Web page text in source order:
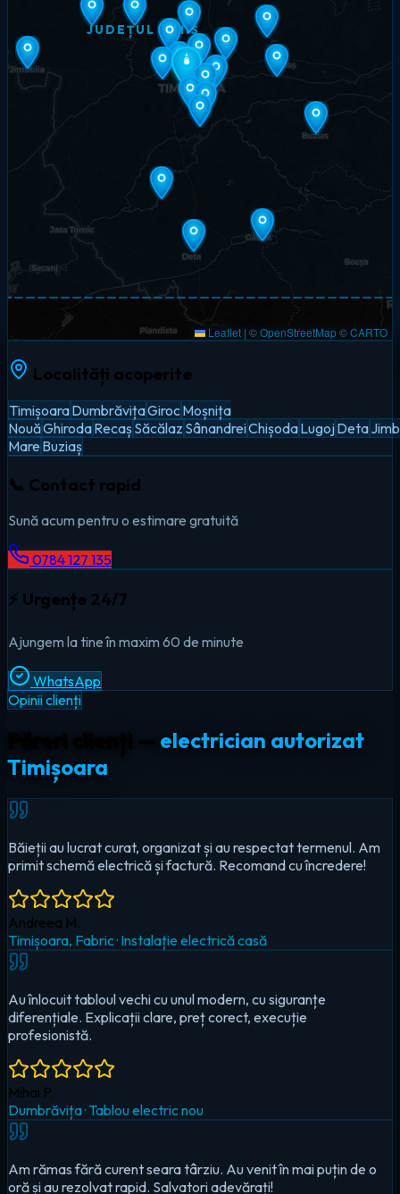
JUDEȚUL TIMIȘ
Leaflet | ©OpenStreetMap©CARTO
Localități acoperite
TimișoaraDumbrăvițaGirocMoșnița
NouăGhirodaRecașSăcălaz SânandreiChișodaLugojDeta
Mare Buziaș
📞 Contact rapid
Sună acum pentru o estimare gratuită
0784 127 135
⚡ Urgențe 24/7
Ajungem la tine în maxim 60 de minute
WhatsApp
Opinii clienți
electrician autorizat
Timișoara
Au înlocuit tabloul vechi cu unul modern, cu siguranțe
diferențiale. Explicații clare, preț corect, execuție
Mihai P.
Dumbrăvița
Am rămas fără curent seara târziu. Au venit în mai puțin de o
oră și au rezolvat rapid. Salvatori adevărați!
Cristina D.
Timișoara, Circumvalațiunii·Urgență — pană totală
Au montat iluminat LED în toată casa și un sistem smart pentru
controlul de pe telefon. Foarte mulțumit!